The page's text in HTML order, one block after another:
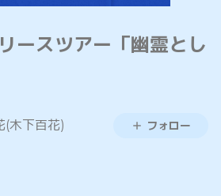
スツアー「幽霊とし
(木下百花) フォロー